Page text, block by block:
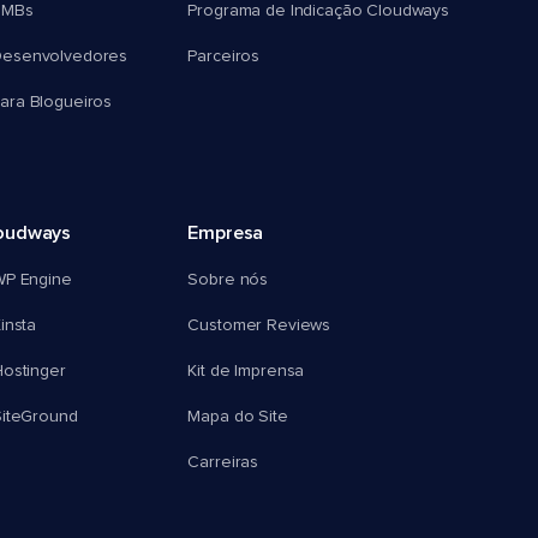
Blogueiros
Programa de Indicação Cloudways
Parceiros
Engine
Empresa
Sobre nós
Customer Reviews
Kit de Imprensa
Mapa do Site
Carreiras